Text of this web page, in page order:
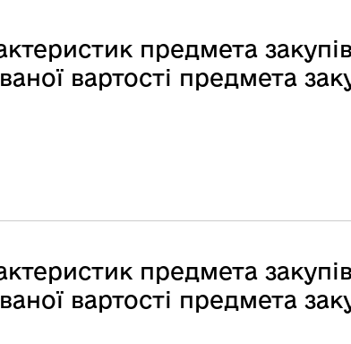
предмета
вартості предмета
предмета
вартості предмета